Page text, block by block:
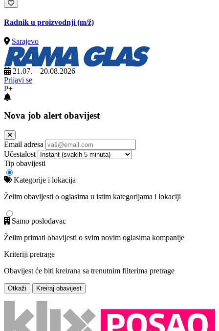
Radnik u proizvodnji (m/ž)
Sarajevo
21.07. – 20.08.2026
Prijavi se
P+
Nova job alert obavijest
Email adresa
Učestalost
Tip obavijesti
Kategorije i lokacija
Želim obavijesti o oglasima u istim kategorijama i lokaciji
Samo poslodavac
Želim primati obavijesti o svim novim oglasima kompanije
Kriteriji pretrage
Obavijest će biti kreirana sa trenutnim filterima pretrage
Otkaži Kreiraj obavijest